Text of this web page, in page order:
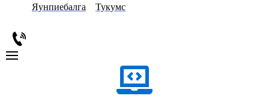
Яунпиебалга
Тукумс